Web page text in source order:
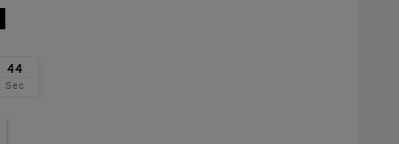
44
Sec